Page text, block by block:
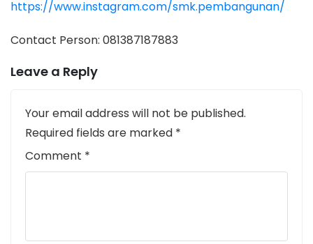
https://www.instagram.com/smk.pembangunan/
Contact Person: 081387187883
Leave a Reply
Your email address will not be published.
Required fields are marked *
Comment *